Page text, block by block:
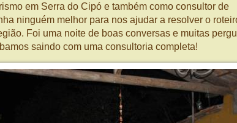
em Serra do Cipó e também como consultor de
ninguém melhor para nos ajudar a resolver o
Foi uma noite de boas conversas e muitas
saindo com uma consultoria completa!